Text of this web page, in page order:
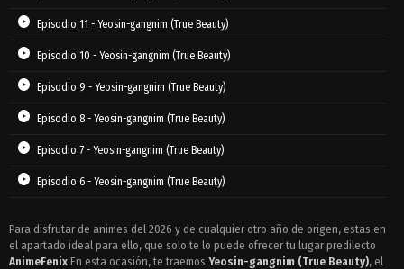
Episodio 11 - Yeosin-gangnim (True Beauty)
Episodio 10 - Yeosin-gangnim (True Beauty)
Episodio 9 - Yeosin-gangnim (True Beauty)
Episodio 8 - Yeosin-gangnim (True Beauty)
Episodio 7 - Yeosin-gangnim (True Beauty)
Episodio 6 - Yeosin-gangnim (True Beauty)
Episodio 4 - Yeosin-gangnim (True Beauty)
Para disfrutar de animes del 2026 y de cualquier otro año de origen, estas en
el apartado ideal para ello, que solo te lo puede ofrecer tu lugar predilecto
AnimeFenix En esta ocasión, te traemos Yeosin-gangnim (True Beauty), el